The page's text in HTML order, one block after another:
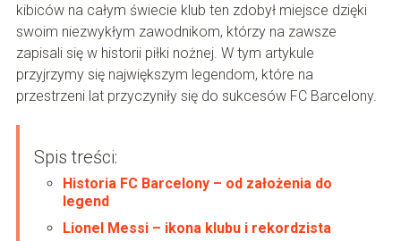
kibiców na całym świecie klub ten zdobył miejsce dzięki
swoim niezwykłym zawodnikom, którzy na zawsze
zapisali się w historii piłki nożnej. W tym artykule
przyjrzymy się największym legendom, które na
przestrzeni lat przyczyniły się do sukcesów FC Barcelony.
Spis treści:
Historia FC Barcelony – od założenia do
legend
Lionel Messi – ikona klubu i rekordzista